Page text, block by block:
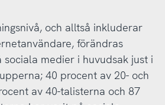
och alltså inkluderar
förändras
medier i huvudsak just i
40 procent av 20- och
av 40-talisterna och 87